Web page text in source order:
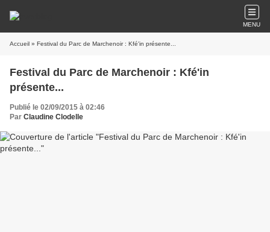
MENU
Accueil » Festival du Parc de Marchenoir : Kfé'in présente...
Festival du Parc de Marchenoir : Kfé'in
présente...
Publié le 02/09/2015 à 02:46
Par Claudine Clodelle